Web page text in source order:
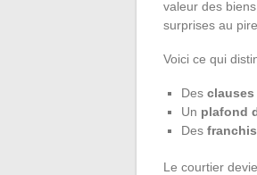
valeur des
surprises au
Voici ce qui
Des
Un plafond
Des
Le courtier